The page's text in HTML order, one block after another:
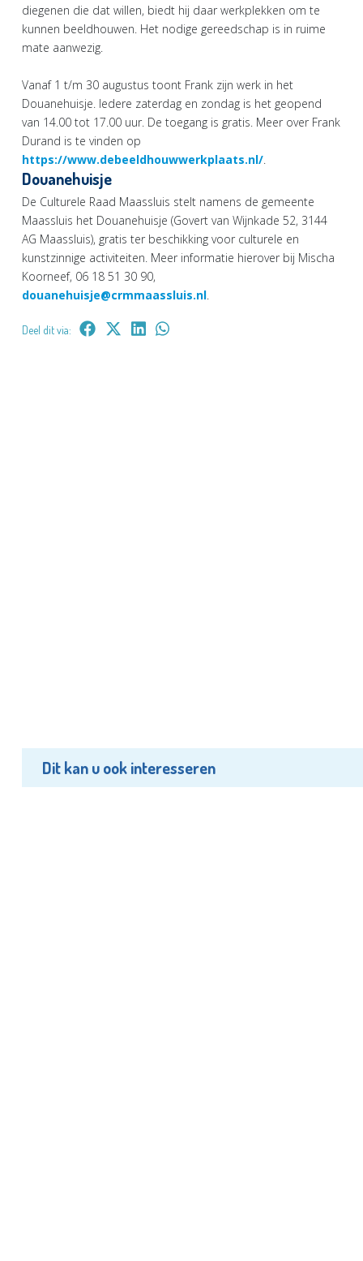
diegenen die dat willen, biedt hij daar werkplekken om te
kunnen beeldhouwen. Het nodige gereedschap is in ruime
mate aanwezig.
Vanaf 1 t/m 30 augustus toont Frank zijn werk in het
Douanehuisje. Iedere zaterdag en zondag is het geopend
van 14.00 tot 17.00 uur. De toegang is gratis. Meer over Frank
Durand is te vinden op
https://www.debeeldhouwwerkplaats.nl/
Douanehuisje
De Culturele Raad Maassluis stelt namens de gemeente
Maassluis het Douanehuisje (Govert van Wijnkade 52, 3144
AG Maassluis), gratis ter beschikking voor culturele en
kunstzinnige activiteiten. Meer informatie hierover bij Mischa
Koorneef, 06 18 51 30 90,
douanehuisje@crmmaassluis.nl
Deel dit via:
Dit kan u ook interesseren